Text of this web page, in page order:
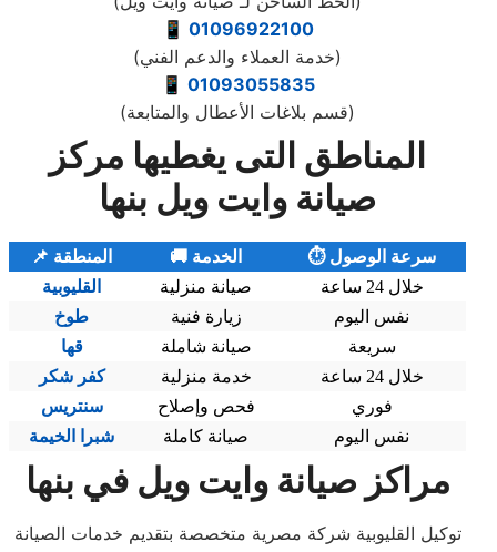
📱 01096922100
(خدمة العملاء والدعم الفني)
📱 01093055835
(قسم بلاغات الأعطال والمتابعة)
المناطق التى يغطيها مركز
صيانة وايت ويل بنها
📌 المنطقة 🚚 الخدمة
⏱️ سرعة الوصول
القليوبية
صيانة منزلية
خلال 24 ساعة
طوخ
زيارة فنية
نفس اليوم
قها
صيانة شاملة
سريعة
كفر شكر
خدمة منزلية
خلال 24 ساعة
سنتريس
فحص وإصلاح
فوري
شبرا الخيمة
صيانة كاملة نفس اليوم
مراكز صيانة وايت ويل في بنها
توكيل القليوبية شركة مصرية متخصصة بتقديم خدمات الصيانة